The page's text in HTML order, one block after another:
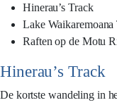
Hinerau’s Track
Lake Waikaremoana
Raften op de Motu
Hinerau’s Track
De kortste wandeling in